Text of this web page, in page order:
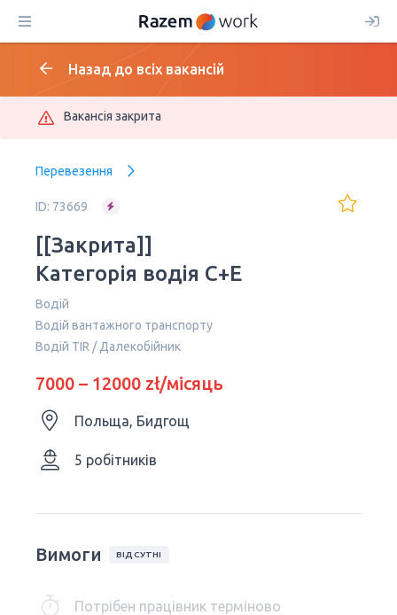
Назад до всіх вакансій
Вакансія закрита
Перевезення
ID: 73669
[[Закрита]]
Категорія водія C+E
Водій
Водій вантажного транспорту
Водій TIR / Далекобійник
7000 – 12000 zł/місяць
Польща, Бидгощ
5 робітників
Вимоги ВІДСУТНІ
Потрібен працівник терміново